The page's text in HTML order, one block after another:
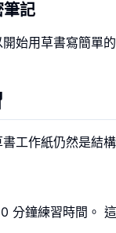
筆記
始用草書寫簡單
工作紙仍然是結
分鐘練習時間。